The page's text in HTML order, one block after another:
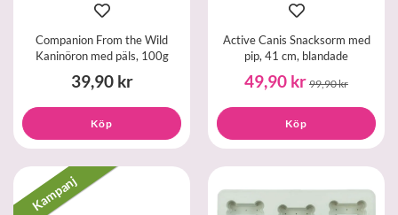
Companion From the Wild
Kaninöron med päls, 100g
39,90 kr
Köp
Active Canis Snacksorm med
pip, 41 cm, blandade
49,90 kr 99,90 kr
Köp
Kampanj